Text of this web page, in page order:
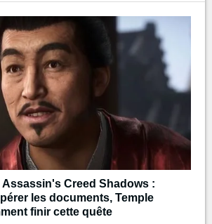
Creed Shadows :
les documents, Temple
finir cette quête